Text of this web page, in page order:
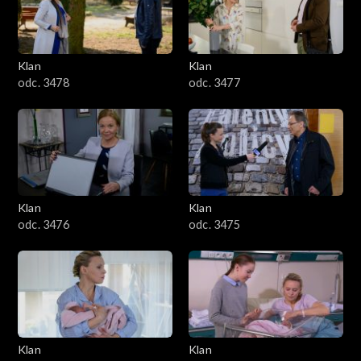
701–800
601–700
501–600
401–500
301–400
201–300
101–200
1–100
Klan
odc. 3478
Klan
odc. 3477
Klan
odc. 3476
Klan
odc. 3475
Klan
Klan